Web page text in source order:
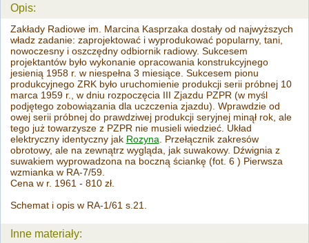
Opis:
Zakłady Radiowe im. Marcina Kasprzaka dostały od najwyższych
władz zadanie: zaprojektować i wyprodukować popularny, tani,
nowoczesny i oszczędny odbiornik radiowy. Sukcesem
projektantów było wykonanie opracowania konstrukcyjnego
jesienią 1958 r. w niespełna 3 miesiące. Sukcesem pionu
produkcyjnego ZRK było uruchomienie produkcji serii próbnej 10
marca 1959 r., w dniu rozpoczęcia III Zjazdu PZPR (w myśl
podjętego zobowiązania dla uczczenia zjazdu). Wprawdzie od
owej serii próbnej do prawdziwej produkcji seryjnej minął rok, ale
tego już towarzysze z PZPR nie musieli wiedzieć. Układ
elektryczny identyczny jak Rozyna . Przełącznik zakresów
obrotowy, ale na zewnątrz wygląda, jak suwakowy. Dźwignia z
suwakiem wyprowadzona na boczną ściankę (fot. 6 ) Pierwsza
wzmianka w RA-7/59.
Cena w r. 1961 - 810 zł.
Schemat i opis w RA-1/61 s.21.
Inne materiały: